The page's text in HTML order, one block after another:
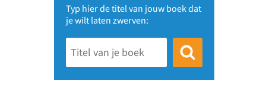
Typ hier de titel van jouw boek dat
je wilt laten zwerven: